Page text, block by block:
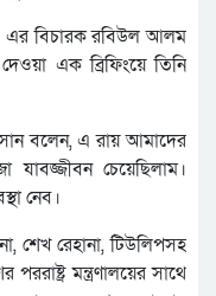
এর বিচারক রবিউল আলম
এক ব্রিফিংয়ে তিনি
বলেন, এ রায় আমাদের
যাবজ্জীবন চেয়েছিলাম।
নেব।
শেখ রেহানা, টিউলিপসহ
মন্ত্রণালয়ের সাথে